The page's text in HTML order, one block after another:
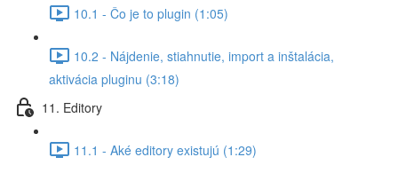
10.1 - Čo je to plugin (1:05)
10.2 - Nájdenie, stiahnutie, import a inštalácia,
aktivácia pluginu (3:18)
11. Editory
11.1 - Aké editory existujú (1:29)